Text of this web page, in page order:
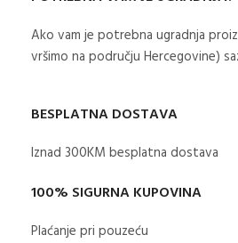
Ako vam je potrebna ugradnja
vršimo na području Hercegovine)
BESPLATNA DOSTAVA
Iznad 300KM besplatna dostava​
100% SIGURNA KUPOVINA
Plaćanje pri pouzeću